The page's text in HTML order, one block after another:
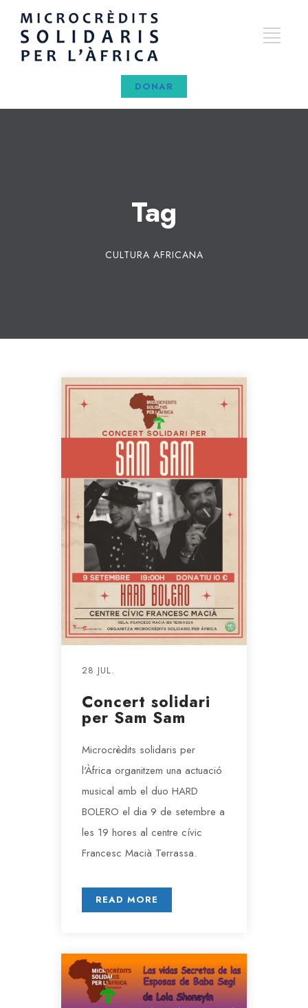
DONAR
Tag
CULTURA AFRICANA
28 JUL.
Concert solidari
per Sam Sam
Microcrèdits solidaris per
l'Àfrica organitzem una actuació
musical amb el duo HARD
BOLERO el dia 9 de setembre a
les 19 hores al centre cívic
Francesc Macià Terrassa.
READ MORE